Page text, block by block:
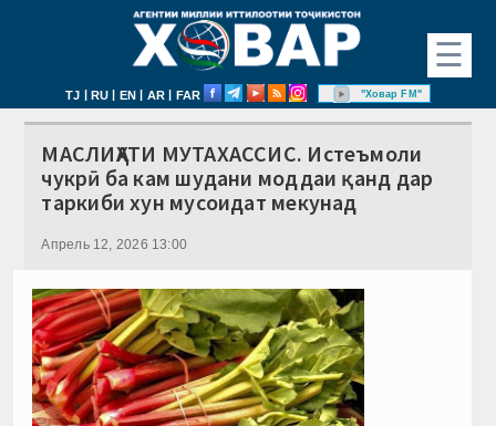
☰
TJ | RU | EN | AR | FAR "Ховар FM"
МАСЛИҲАТИ МУТАХАССИС. Истеъмоли
чукрӣ ба кам шудани моддаи қанд дар
таркиби хун мусоидат мекунад
Апрель 12, 2026 13:00